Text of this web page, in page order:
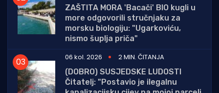
ZAŠTITA MORA 'Bacači' BIO kugli u
more odgovorili stručnjaku za
morsku biologiju: "Ugarkoviću,
nismo šuplja priča"
06 kol. 2026
2 MIN. ČITANJA
(DOBRO) SUSJEDSKE LUDOSTI
Čitatelj: "Postavio je ilegalnu